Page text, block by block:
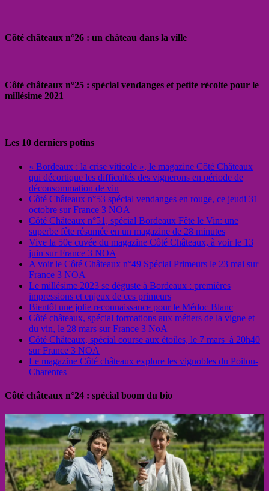
Côté châteaux n°26 : un château dans la ville
Côté châteaux n°25 : spécial vendanges et petite récolte pour le
millésime 2021
Les 10 derniers potins
« Bordeaux : la crise viticole », le magazine Côté Châteaux
qui décortique les difficultés des vignerons en période de
déconsommation de vin
Côté Châteaux n°53 spécial vendanges en rouge, ce jeudi 31
octobre sur France 3 NOA
Côté Châteaux n°51, spécial Bordeaux Fête le Vin: une
superbe fête résumée en un magazine de 28 minutes
Vive la 50e cuvée du magazine Côté Châteaux, à voir le 13
juin sur France 3 NOA
A voir le Côté Châteaux n°49 Spécial Primeurs le 23 mai sur
France 3 NOA
Le millésime 2023 se déguste à Bordeaux : premières
impressions et enjeux de ces primeurs
Bientôt une jolie reconnaissance pour le Médoc Blanc
Côté châteaux, spécial formations aux métiers de la vigne et
du vin, le 28 mars sur France 3 NoA
Côté Châteaux, spécial course aux étoiles, le 7 mars à 20h40
sur France 3 NOA
Le magazine Côté châteaux explore les vignobles du Poitou-
Charentes
Côté châteaux n°24 : spécial boom du bio